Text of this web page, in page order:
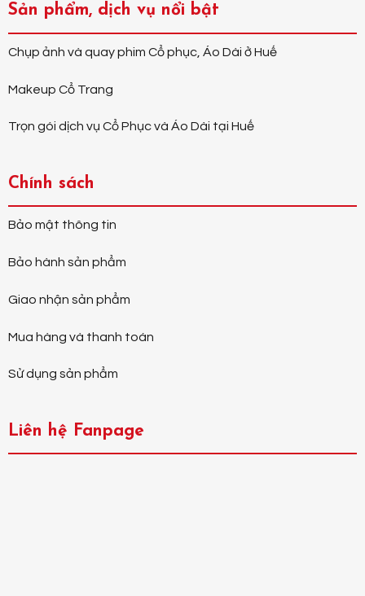
Sản phẩm, dịch vụ nổi bật
Chụp ảnh và quay phim Cổ phục, Áo Dài ở Huế
Makeup Cổ Trang
Trọn gói dịch vụ Cổ Phục và Áo Dài tại Huế
Chính sách
Bảo mật thông tin
Bảo hành sản phẩm
Giao nhận sản phẩm
Mua hàng và thanh toán
Sử dụng sản phẩm
Liên hệ Fanpage